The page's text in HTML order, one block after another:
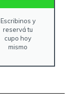
Escribinos y
reservá tu
cupo hoy
mismo